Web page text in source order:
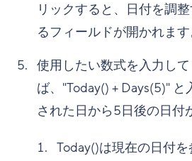
リックすると、日付を調
るフィールドが開かれます
使用したい数式を入力して
ば、"Today() + Days(5)"
された日から5日後の日付
Today()は現在の日付を